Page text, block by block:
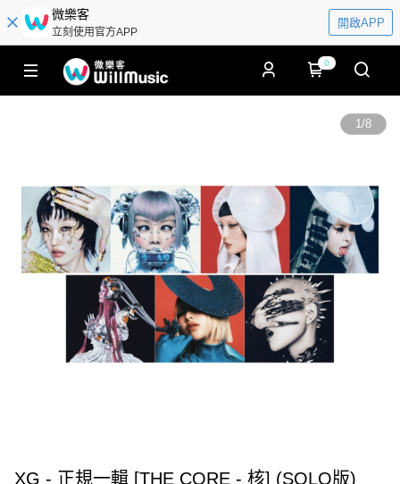
微樂客
立刻使用官方APP
開啟APP
0
1/8
XG - 正規一輯 [THE CORE - 核] (SOLO版)